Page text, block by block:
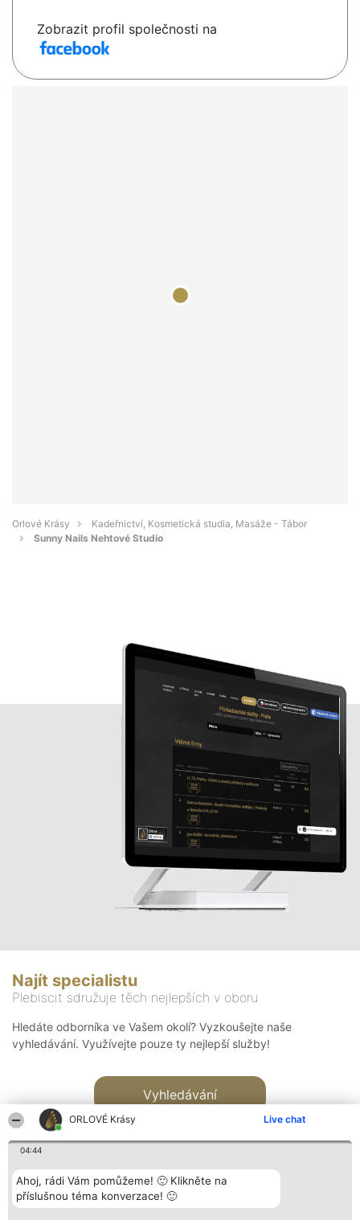
ORLOVÉ Krásy Live chat
04:44
Ahoj, rádi Vám pomůžeme! 🙂 Klikněte na
příslušnou téma konverzace! 🙂
Zobrazit profil společnosti na
Orlové Krásy
Kadeřnictví, Kosmetická studia, Masáže - Tábor
Sunny Nails Nehtové Studio
Najít specialistu
Plebiscit sdružuje těch nejlepších v oboru
Hledáte odborníka ve Vašem okolí? Vyzkoušejte naše
vyhledávání. Využívejte pouze ty nejlepší služby!
Vyhledávání